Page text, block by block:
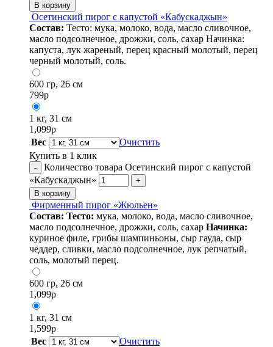
В корзину
Осетинский пирог с капустой «Кабускаджын»
Состав: Тесто: мука, молоко, вода, масло сливочное,
масло подсолнечное, дрожжи, соль, сахар Начинка:
капуста, лук жареный, перец красный молотый, перец
черный молотый, соль.
600 гр, 26 см
799р
1 кг, 31 см
1,099р
Вес
Очистить
Купить в 1 клик
-
Количество товара Осетинский пирог с капустой
«Кабускаджын»
+
В корзину
Фирменный пирог «Жюльен»
Состав: Тесто: мука, молоко, вода, масло сливочное,
масло подсолнечное, дрожжи, соль, сахар Начинка:
куриное филе, грибы шампиньоны, сыр гауда, сыр
чеддер, сливки, масло подсолнечное, лук репчатый,
соль, молотый перец.
600 гр, 26 см
1,099р
1 кг, 31 см
1,599р
Вес
Очистить